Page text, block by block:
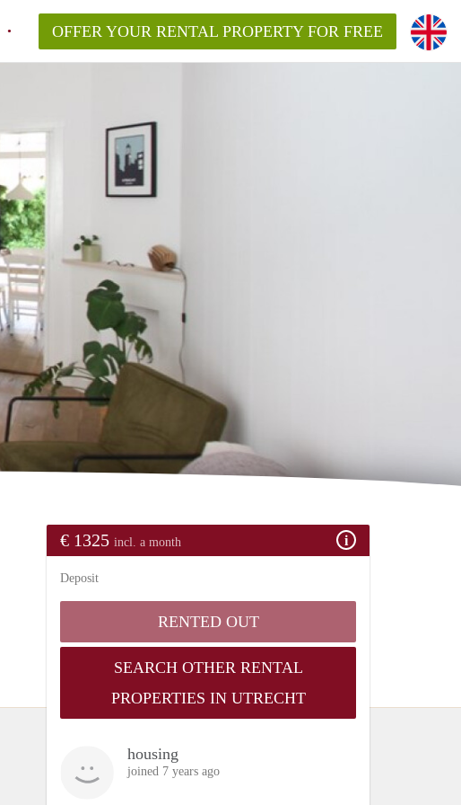
OFFER YOUR RENTAL PROPERTY FOR FREE
€ 1325 incl. a month
Deposit
RENTED OUT
SEARCH OTHER RENTAL
PROPERTIES IN UTRECHT
housing
joined 7 years ago